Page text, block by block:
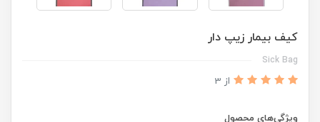
کیف بیمار زیپ دار
Sick Bag
از 3
ویژگی‌های محصول